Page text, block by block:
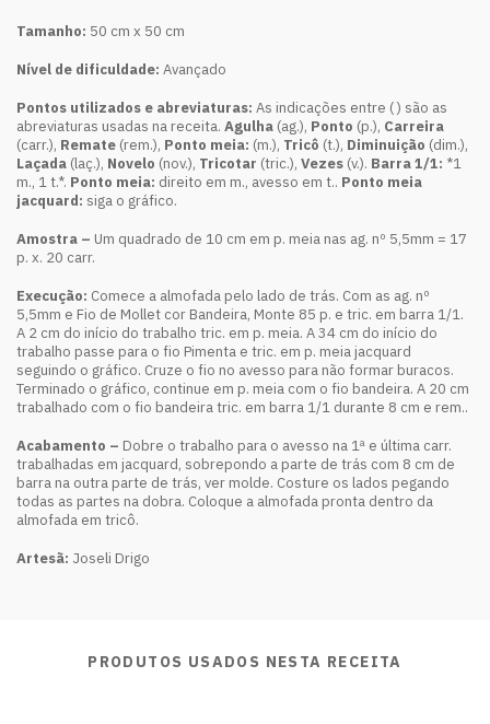
Tamanho: 50 cm x 50 cm
Nível de dificuldade: Avançado
Pontos utilizados e abreviaturas: As indicações entre ( ) são as
abreviaturas usadas na receita. Agulha (ag.), Ponto (p.), Carreira
(carr.), Remate (rem.), Ponto meia: (m.), Tricô (t.), Diminuição (dim.),
Laçada (laç.), Novelo (nov.), Tricotar (tric.), Vezes (v.). Barra 1/1: *1
m., 1 t.*. Ponto meia: direito em m., avesso em t.. Ponto meia
jacquard: siga o gráfico.
Amostra – Um quadrado de 10 cm em p. meia nas ag. nº 5,5mm = 17
p. x. 20 carr.
Execução: Comece a almofada pelo lado de trás. Com as ag. nº
5,5mm e Fio de Mollet cor Bandeira, Monte 85 p. e tric. em barra 1/1.
A 2 cm do início do trabalho tric. em p. meia. A 34 cm do início do
trabalho passe para o fio Pimenta e tric. em p. meia jacquard
seguindo o gráfico. Cruze o fio no avesso para não formar buracos.
Terminado o gráfico, continue em p. meia com o fio bandeira. A 20 cm
trabalhado com o fio bandeira tric. em barra 1/1 durante 8 cm e rem..
Acabamento – Dobre o trabalho para o avesso na 1ª e última carr.
trabalhadas em jacquard, sobrepondo a parte de trás com 8 cm de
barra na outra parte de trás, ver molde. Costure os lados pegando
todas as partes na dobra. Coloque a almofada pronta dentro da
almofada em tricô.
Artesã: Joseli Drigo
PRODUTOS USADOS NESTA RECEITA